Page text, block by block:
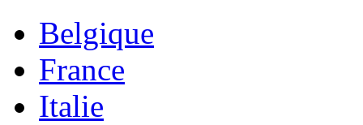
Belgique
France
Italie